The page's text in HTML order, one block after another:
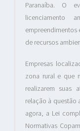
Paranaíba. O
licenciamento
empreendimentos
de recursos
Empresas
zona rural e que
realizarem suas
relação à questão
agora, a Lei
Normativas